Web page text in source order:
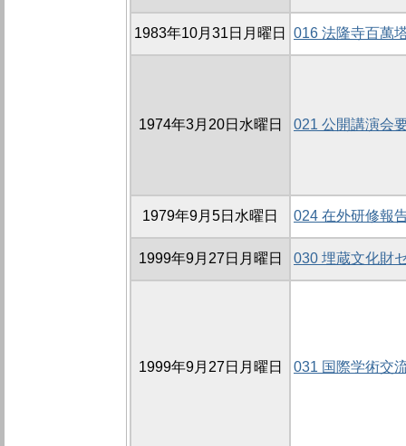
1983年10月31日月曜日 016 法隆寺百萬
1974年3月20日水曜日 021 公開講演会
1979年9月5日水曜日 024 在外研修報
1999年9月27日月曜日 030 埋蔵文化財
1999年9月27日月曜日 031 国際学術交